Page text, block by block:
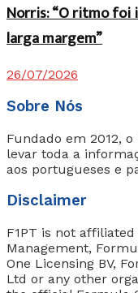
Norris: “O ritmo foi
larga margem”
26/07/2026
Sobre Nós
Fundado em 2012,
levar toda a
aos portugueses e
Disclaimer
F1PT is not
Management,
One Licensing BV,
Ltd or any other